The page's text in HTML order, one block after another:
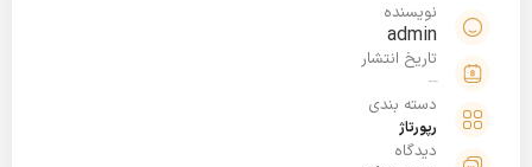
نویسنده
admin
تاریخ انتشار
دسته بندی
رپورتاژ
دیدگاه